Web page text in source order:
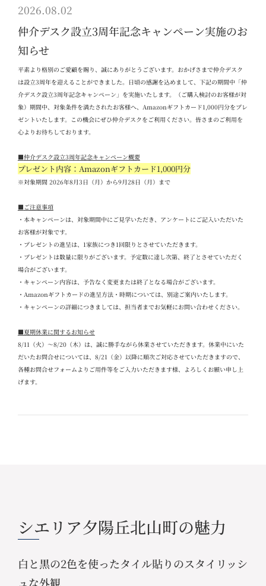
2026.08.02
仲介デスク設立3周年記念キャンペーン実施のお
知らせ
平素より格別のご愛顧を賜り、誠にありがとうございます。おかげさまで仲介デスク
は設立3周年を迎えることができました。日頃の感謝を込めまして、下記の期間中「仲
介デスク設立3周年記念キャンペーン」を実施いたします。（ご購入検討のお客様が対
象）期間中、対象条件を満たされたお客様へ、 Amazonギフトカード1,000円分をプレ
ゼントいたします。この機会にぜひ仲介デスクをご利用ください。 皆さまのご利用を
心よりお待ちしております。
■仲介デスク設立3周年記念キャンペーン概要
プレゼント内容：Amazonギフトカード1,000円分
※対象期間 2026年8 月3 日（月）から9月28 日（月）まで
■ ご注意事項
・本キャンペーンは、対象期間中にご見学いただき、アンケートにご記入いただいた
お客様が対象です。
・プレゼントの進呈は、 1家族につき1 回限りとさせていただきます。
・プレゼントは数量に限りがございます。予定数に達し次第、終了とさせていただく
場合がございます。
・キャンペーン内容は、予告なく変更または終了となる場合がございます。
・ Amazonギフトカードの進呈方法・時期については、別途ご案内いたします。
・キャンペーンの詳細につきましては、担当者までお気軽にお問い合わせください。
■夏期休業に関するお知らせ
8/11 （火）～8/20（木）は、誠に勝手ながら休業させていただきます。休業中にいた
だいたお問合せについては、 8/21 （金）以降に順次ご対応させていただきますので、
各種お問合せフォームよりご用件等をご入力いただきます様、よろしくお願い申し上
げます。
シエリア夕陽丘北山町の魅力
白と黒の2色を使ったタイル貼りのスタイリッシ
ュな外観